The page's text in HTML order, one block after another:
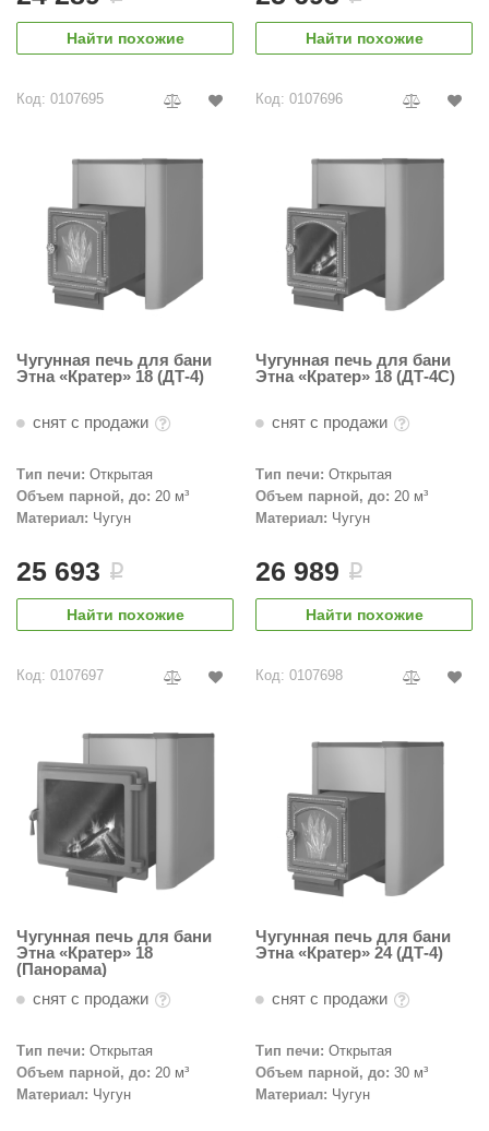
Найти похожие Найти похожие
Код: 0107695
Чугунная печь для бани
Этна «Кратер» 18 (ДТ-4)
снят с продажи
Тип печи: Открытая
Объем парной, до: 20 м³
Материал: Чугун
25 693 i
Найти похожие
Код: 0107696
Чугунная печь для бани
Этна «Кратер» 18 (ДТ-4С)
снят с продажи
Тип печи: Открытая
Объем парной, до: 20 м³
Материал: Чугун
26 989 i
Найти похожие
Код: 0107697
Чугунная печь для бани
Этна «Кратер» 18
(Панорама)
снят с продажи
Тип печи: Открытая
Объем парной, до: 20 м³
Материал: Чугун
Код: 0107698
Чугунная печь для бани
Этна «Кратер» 24 (ДТ-4)
снят с продажи
Тип печи: Открытая
Объем парной, до: 30 м³
Материал: Чугун